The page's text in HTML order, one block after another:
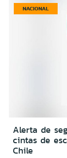
NACIONAL
Alerta de
cintas de
Chile